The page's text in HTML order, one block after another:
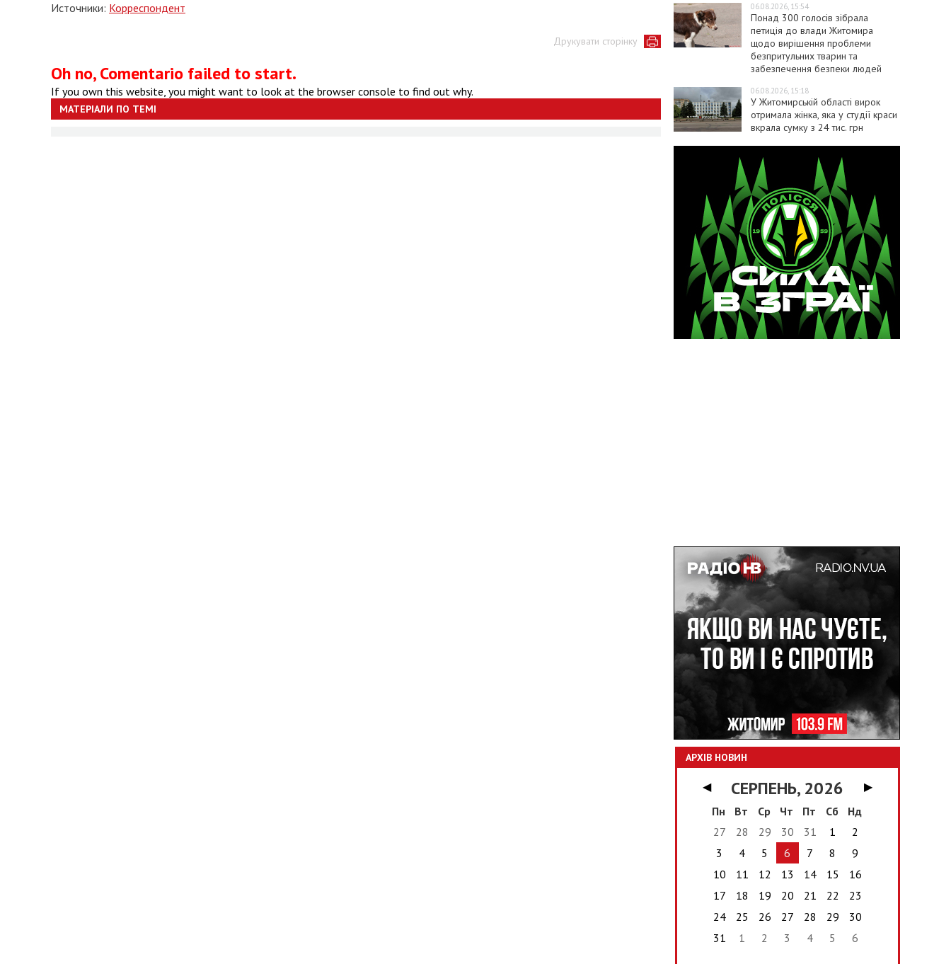
Источники: Корреспондент
Друкувати сторінку
Oh no, Comentario failed to start.
If you own this website, you might want to look at the browser console to find out why.
МАТЕРІАЛИ ПО ТЕМІ
06.08.2026, 15:54
Понад 300 голосів зібрала
петиція до влади Житомира
щодо вирішення проблеми
безпритульних тварин та
забезпечення безпеки людей
06.08.2026, 15:18
У Житомирській області вирок
отримала жінка, яка у студії краси
вкрала сумку з 24 тис. грн
АРХІВ НОВИН
◀ СЕРПЕНЬ, 2026
▶
Пн
Вт Ср Чт Пт Сб
Нд
27
28 29 30 31 1
2
3
4 5 6 7 8
9
10
11 12 13 14 15
16
17
18 19 20 21 22
23
24
25 26 27 28 29
30
31
1 2 3 4 5 6